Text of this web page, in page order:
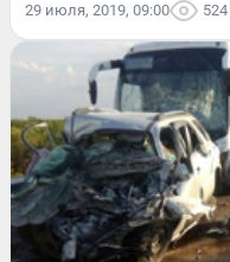
29 июля, 2019, 09:00 524